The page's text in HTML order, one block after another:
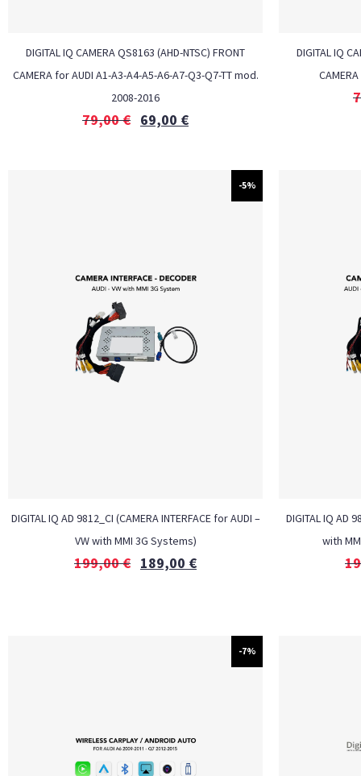
DIGITAL IQ CAMERA QS8163 (AHD-NTSC) FRONT
CAMERA for AUDI A1-A3-A4-A5-A6-A7-Q3-Q7-TT mod.
2008-2016
79,00€ 69,00 €
DIGITAL IQ
-5%
DIGITAL IQ AD 9812_CI (CAMERA INTERFACE for AUDI –
VW with MMI 3G Systems)
199,00€ 189,00 €
DIGITAL IQ AD
with
-7%